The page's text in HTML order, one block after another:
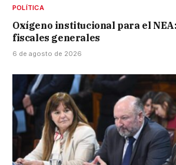
POLÍTICA
Oxígeno institucional para el
fiscales generales
6 de agosto de 2026